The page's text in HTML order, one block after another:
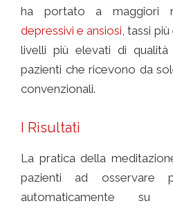
ha portato a maggiori
depressivi e ansiosi , tassi
livelli più elevati di
pazienti che ricevono da
convenzionali.
I Risultati
La pratica della
pazienti ad osservare
automaticamente su